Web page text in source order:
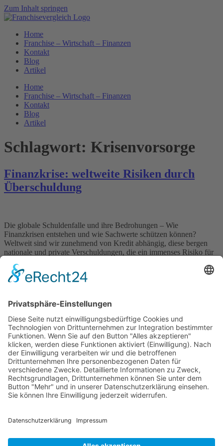
Zum Inhalt springen
Home
Franchise – Wirtschaft – Finanzen
Kontakt
Blog
Artikel
Home
Franchise – Wirtschaft – Finanzen
Kontakt
Blog
Artikel
Schlagwort: Krisenvorsorge
Finanzkrise: weltweite Risiken durch
Überschuldung
Die globale Schuldenfalle und ihre Bedrohungen – Wie
Finanzkrisen entstehen und wie Sachwerte schützen können?
Weltweit sind wir zunehmend von Kredit abhängig, diese bergen
nationale und private Verschuldungen, die ein immenses Risiko für
der Vergangenheit, insbesondere die Krise von 2008, haben gezeigt,
wie schnell es von einem scheinbar […]
Impressum
Datenschutz
Kooperation
Werbung
Presse- und Öffentlichkeitsarbeit
Aktuelles
Themenwelt